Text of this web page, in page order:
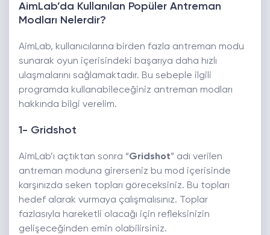
AimLab’da Kullanılan Popüler Antreman
Modları Nelerdir?
AimLab, kullanıcılarına birden fazla antreman modu
sunarak oyun içerisindeki başarıya daha hızlı
ulaşmalarını sağlamaktadır. Bu sebeple ilgili
programda kullanabileceğiniz antreman modları
hakkında bilgi verelim.
1- Gridshot
AimLab’ı açtıktan sonra “Gridshot” adı verilen
antreman moduna girerseniz bu mod içerisinde
karşınızda seken topları göreceksiniz. Bu topları
hedef alarak vurmaya çalışmalısınız. Toplar
fazlasıyla hareketli olacağı için refleksinizin
gelişeceğinden emin olabilirsiniz.